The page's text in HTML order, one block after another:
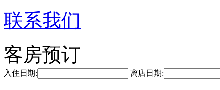
联系我们
客房预订
入住日期: 离店日期: